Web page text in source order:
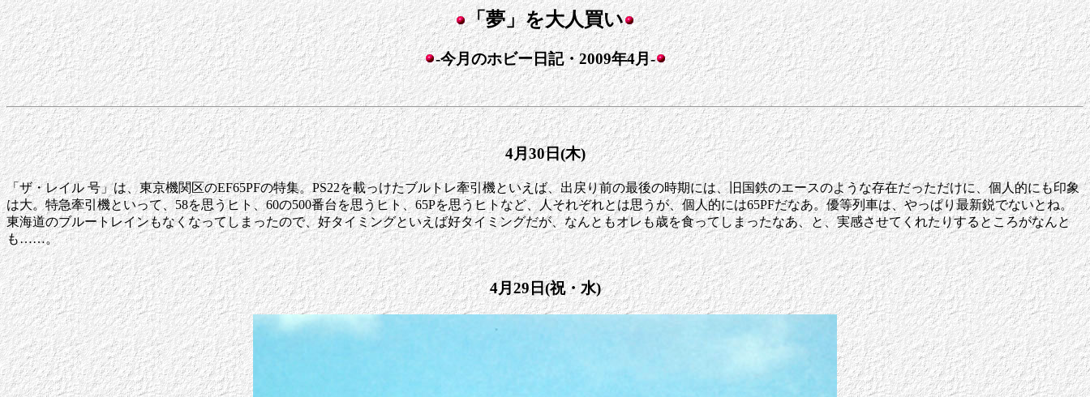
「夢」を大人買い
-今月のホビー日記・2009年4月-
4月30日(木)
「ザ・レイル 号」は、東京機関区のEF65PFの特集。PS22を載っけたブルトレ牽引機といえば、出戻り前の最後の時期には、旧国鉄のエースのような存在だっただけに、個人的にも印象
は大。特急牽引機といって、58を思うヒト、60の500番台を思うヒト、65Pを思うヒトなど、人それぞれとは思うが、個人的には65PFだなあ。優等列車は、やっぱり最新鋭でないとね。
東海道のブルートレインもなくなってしまったので、好タイミングといえば好タイミングだが、なんともオレも歳を食ってしまったなあ、と、実感させてくれたりするところがなんと
も……。
4月29日(祝・水)